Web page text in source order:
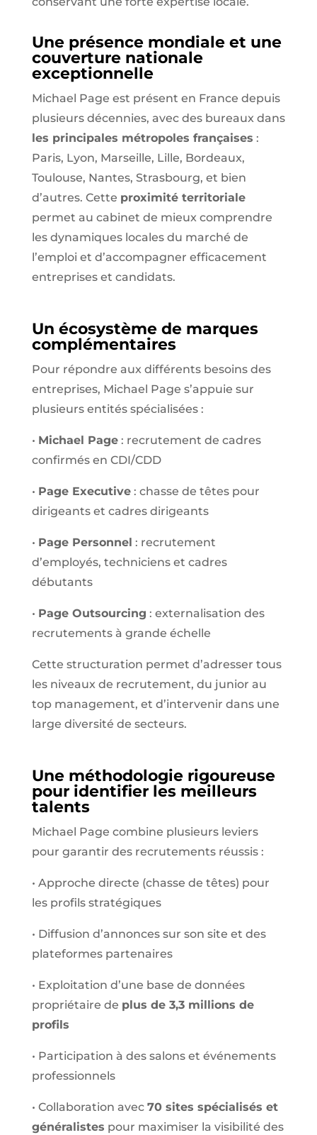
Une présence mondiale et une
couverture nationale
exceptionnelle
Michael Page est présent en France depuis
plusieurs décennies, avec des bureaux dans
les principales métropoles françaises :
Paris, Lyon, Marseille, Lille, Bordeaux,
Toulouse, Nantes, Strasbourg, et bien
d’autres. Cette proximité territoriale
permet au cabinet de mieux comprendre
les dynamiques locales du marché de
l’emploi et d’accompagner efficacement
entreprises et candidats.
Un écosystème de marques
complémentaires
Pour répondre aux différents besoins des
entreprises, Michael Page s’appuie sur
plusieurs entités spécialisées :
• Michael Page: recrutement de cadres
confirmés en CDI/CDD
• Page Executive: chasse de têtes pour
dirigeants et cadres dirigeants
• Page Personnel : recrutement
d’employés, techniciens et cadres
débutants
• Page Outsourcing : externalisation des
recrutements à grande échelle
Cette structuration permet d’adresser tous
les niveaux de recrutement, du junior au
top management, et d’intervenir dans une
large diversité de secteurs.
Une méthodologie rigoureuse
pour identifier les meilleurs
talents
Michael Page combine plusieurs leviers
pour garantir des recrutements réussis :
• Approche directe (chasse de têtes) pour
les profils stratégiques
• Diffusion d’annonces sur son site et des
plateformes partenaires
• Exploitation d’une base de données
propriétaire de plus de 3,3 millions de
profils
• Participation à des salons et événements
professionnels
• Collaboration avec 70 sites spécialisés et
généralistes pour maximiser la visibilité des